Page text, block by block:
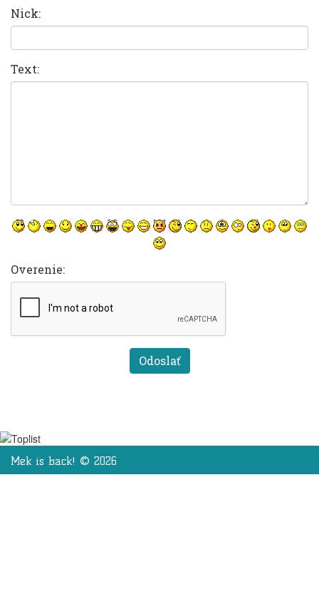
Nick:
Text:
Overenie:
Mek is back! © 2026